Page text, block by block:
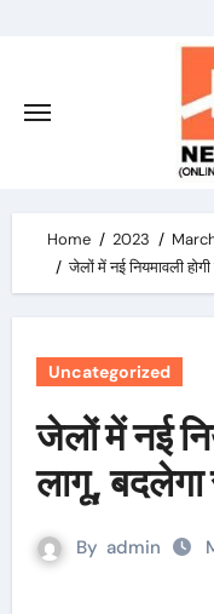
Home 2023
जेलों में नई नियमावली
Uncategorized
जेलों में नई
लागू, बदलेगा
By admin